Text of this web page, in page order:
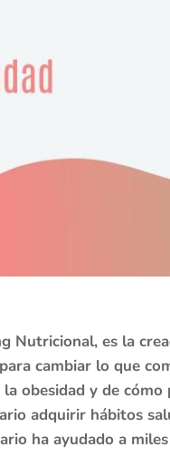
Nutricional, es la
cambiar lo que
obesidad y de
adquirir hábitos
ha ayudado a